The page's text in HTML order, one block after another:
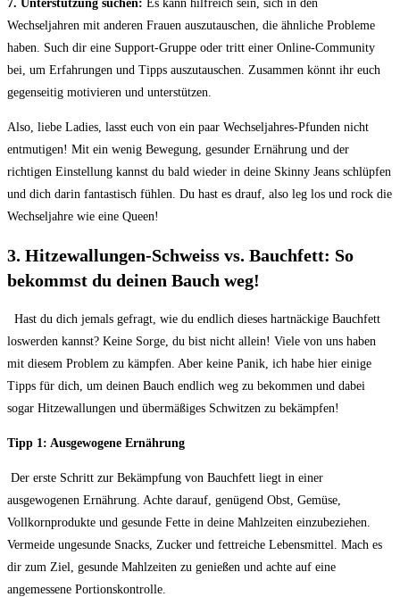
7. ‌Unterstützung suchen: Es kann hilfreich sein, sich in den⁤
Wechseljahren mit ‌anderen Frauen auszutauschen, die ähnliche‌ Probleme⁣
haben. Such dir eine Support-Gruppe oder⁣ tritt einer Online-Community
‍bei, um Erfahrungen und Tipps auszutauschen. Zusammen könnt ihr euch
gegenseitig motivieren und unterstützen.
Also, liebe Ladies, ⁣lasst euch von ein paar Wechseljahres-Pfunden nicht
entmutigen! ​Mit ein wenig Bewegung, gesunder Ernährung und der
richtigen Einstellung kannst du bald wieder in deine Skinny Jeans schlüpfen
und dich darin fantastisch fühlen. Du ⁢hast es drauf, also leg los und rock die⁣
Wechseljahre wie eine ⁣Queen!
3. ​Hitzewallungen-Schweiss vs. Bauchfett: So
‍bekommst du deinen ‍Bauch weg!
⁢ ‍ Hast du dich​ jemals gefragt, wie du ‍endlich dieses hartnäckige ​Bauchfett
loswerden kannst? Keine ‌Sorge, du bist nicht allein! Viele‍ von uns ⁢haben
mit diesem Problem zu kämpfen. Aber keine Panik, ich habe hier einige
Tipps​ für dich, um deinen Bauch endlich weg zu bekommen ‌und dabei
sogar ⁣Hitzewallungen und übermäßiges Schwitzen zu bekämpfen!
Tipp ‌1: Ausgewogene Ernährung
⁣ Der erste Schritt zur Bekämpfung von Bauchfett liegt in einer
ausgewogenen ‌Ernährung. ‍Achte darauf, genügend Obst, Gemüse,
Vollkornprodukte und gesunde Fette⁤ in deine Mahlzeiten einzubeziehen.
Vermeide ungesunde Snacks, Zucker und fettreiche Lebensmittel. Mach ​es
dir zum Ziel, gesunde Mahlzeiten zu‍ genießen und achte auf eine
angemessene Portionskontrolle.